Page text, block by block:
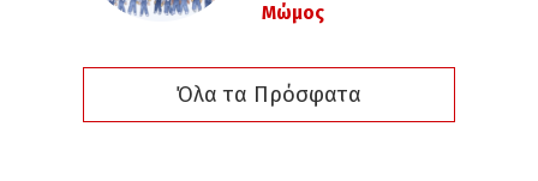
Μώμος
Όλα τα Πρόσφατα